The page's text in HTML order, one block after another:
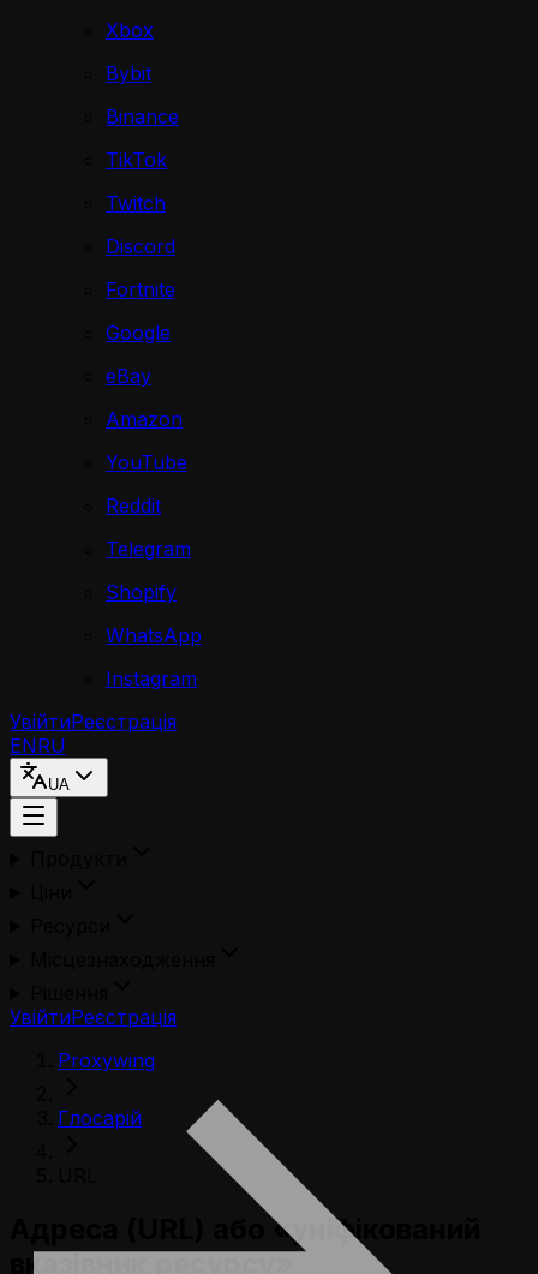
Xbox
Bybit
Binance
TikTok
Twitch
Discord
Fortnite
Google
eBay
Amazon
YouTube
Reddit
Telegram
Shopify
WhatsApp
Instagram
УвійтиРеєстрація
ENRU
UA
УвійтиРеєстрація
Proxywing
Глосарій
Адреса (URL) або «уніфікований
вказівник ресурсу»